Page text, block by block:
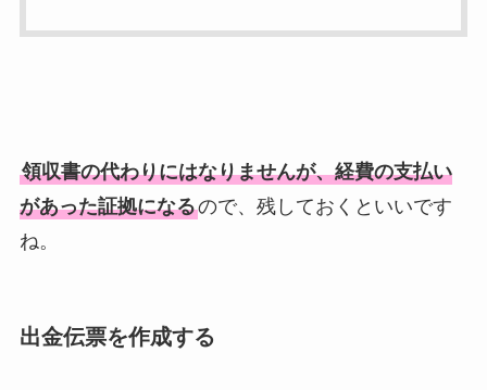
領収書の代わりにはなりませんが、経費の支払い
があった証拠になるので、残しておくといいです
ね。
出金伝票を作成する